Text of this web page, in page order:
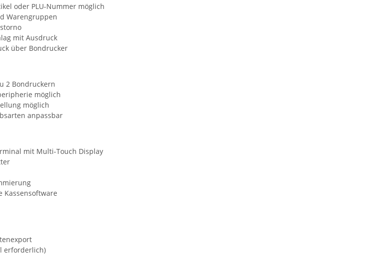
oder PLU-Nummer möglich
Warengruppen
mit Ausdruck
über Bondrucker
2 Bondruckern
möglich
möglich
anpassbar
mit Multi-Touch Display
Kassensoftware
erforderlich)